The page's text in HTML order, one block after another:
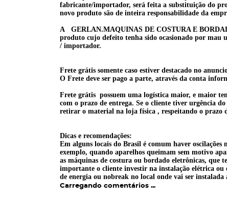
fabricante/importador, será feita a substituição do
novo produto são de inteira responsabilidade da
A GERLAN.MAQUINAS DE COSTURA E
produto cujo defeito tenha sido ocasionado por mau
/ importador.
Frete grátis somente caso estiver destacado no
O Frete deve ser pago a parte, através da conta
Frete grátis possuem uma logística maior, e maior
com o prazo de entrega. Se o cliente tiver urgência
retirar o material na loja física , respeitando o prazo
Dicas e recomendações:
Em alguns locais do Brasil é comum haver
exemplo, quando aparelhos queimam sem motivo
as máquinas de costura ou bordado eletrônicas, que
importante o cliente investir na instalação elétrica ou
de energia ou nobreak no local onde vai ser
Carregando comentários ...